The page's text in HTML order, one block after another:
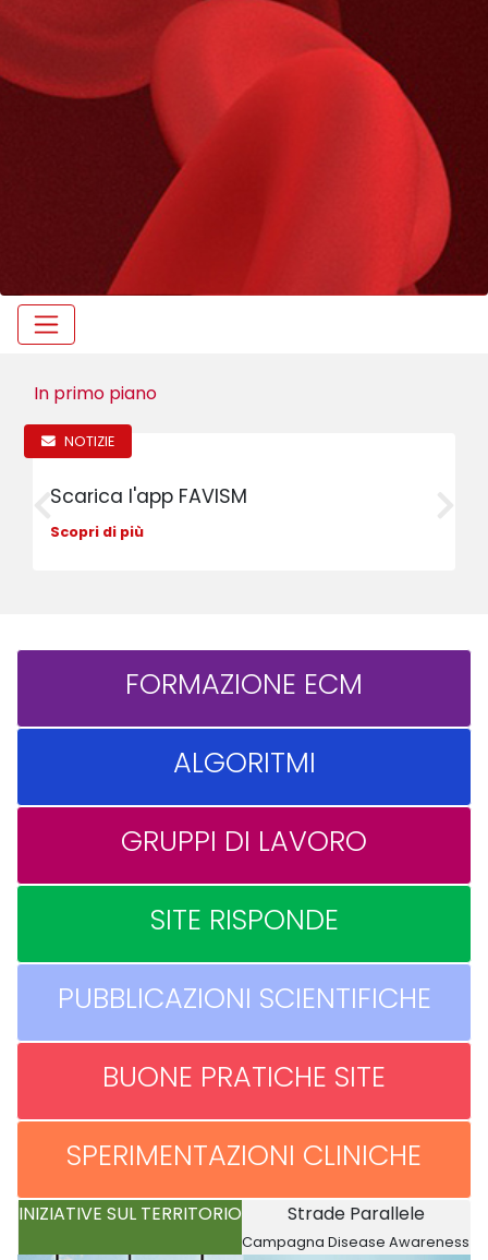
In primo piano
l'app FAVISM
INIZIATIVE SUL TERRITORIO Strade Parallele
Campagna Disease Awareness
FORMAZIONE ECM
ALGORITMI
GRUPPI DI LAVORO
SITE RISPONDE
PUBBLICAZIONI SCIENTIFICHE
BUONE PRATICHE SITE
SPERIMENTAZIONI CLINICHE